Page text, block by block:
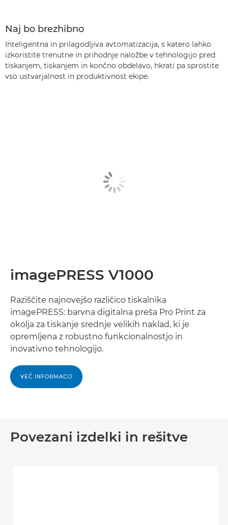
Naj bo brezhibno
Inteligentna in prilagodljiva avtomatizacija, s katero lahko
izkoristite trenutne in prihodnje naložbe v tehnologijo pred
tiskanjem, tiskanjem in končno obdelavo, hkrati pa sprostite
vso ustvarjalnost in produktivnost ekipe.
imagePRESS V1000
Raziščite najnovejšo različico tiskalnika
imagePRESS: barvna digitalna preša Pro Print za
okolja za tiskanje srednje velikih naklad, ki je
opremljena z robustno funkcionalnostjo in
inovativno tehnologijo.
VEČ INFORMACIJ
Povezani izdelki in rešitve